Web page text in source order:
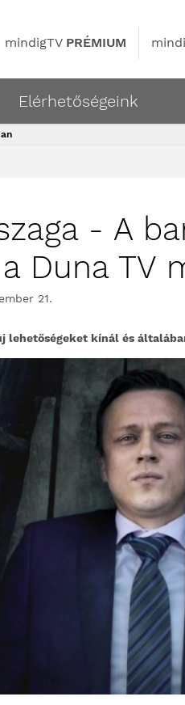
mindigTV PRÉMIUM
Elérhetőségeink
- A
Duna TV
21.
lehetőségeket kínál és